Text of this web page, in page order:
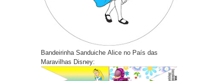
Bandeirinha Sanduiche Alice no País das
Maravilhas Disney: